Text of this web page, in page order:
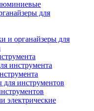
для
и органайзеры для
инструмента
для инструментов
электрические